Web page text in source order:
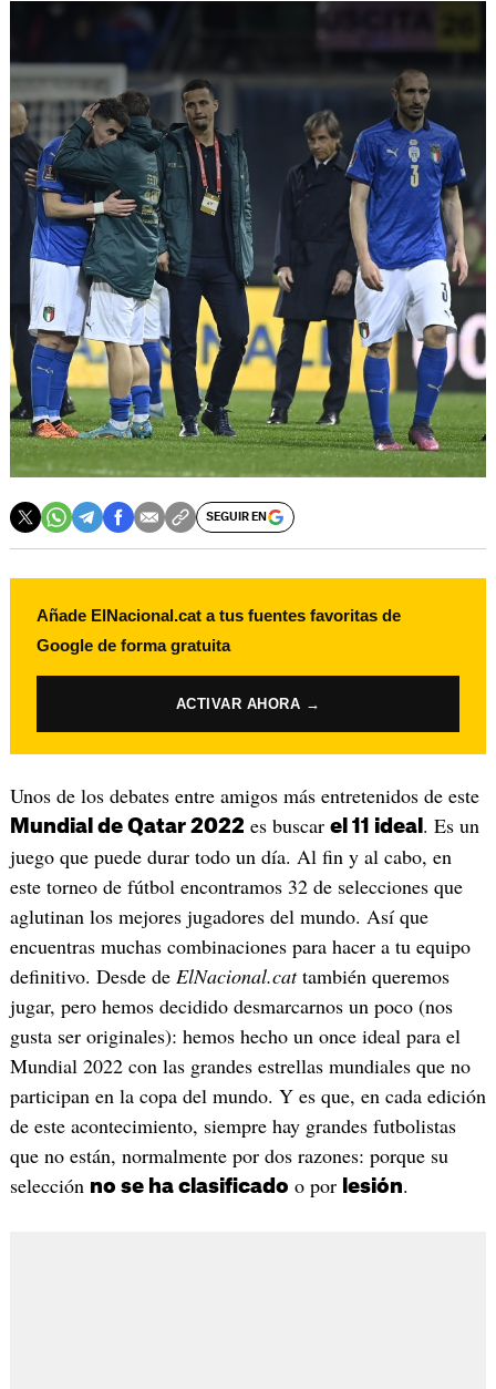
SEGUIR EN
Añade ElNacional.cat a tus fuentes favoritas de
Google de forma gratuita
ACTIVAR AHORA →
Unos de los debates entre amigos más entretenidos de este
Mundial de Qatar 2022 es buscar el 11 ideal . Es un
juego que puede durar todo un día. Al fin y al cabo, en
este torneo de fútbol encontramos 32 de selecciones que
aglutinan los mejores jugadores del mundo. Así que
encuentras muchas combinaciones para hacer a tu equipo
definitivo. Desde de ElNacional.cattambién queremos
jugar, pero hemos decidido desmarcarnos un poco (nos
gusta ser originales): hemos hecho un once ideal para el
Mundial 2022 con las grandes estrellas mundiales que no
participan en la copa del mundo. Y es que, en cada edición
de este acontecimiento, siempre hay grandes futbolistas
que no están, normalmente por dos razones: porque su
selección no se ha clasificado o por lesión.